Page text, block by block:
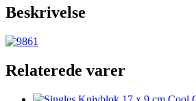
Beskrivelse
Relaterede varer